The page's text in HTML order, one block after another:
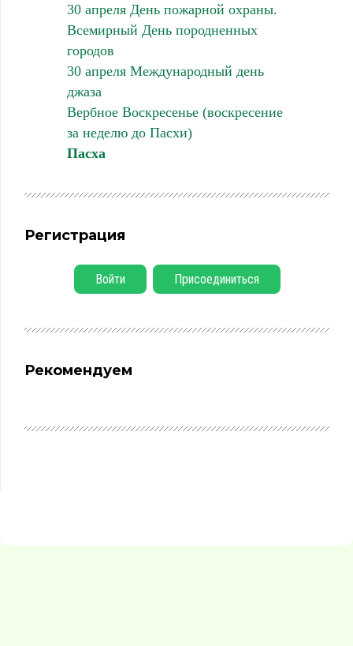
30 апреля День пожарной охраны.
Всемирный День породненных
городов
30 апреля Международный день
джаза
Вербное Воскресенье (воскресение
за неделю до Пасхи)
Пасха
Регистрация
Войти Присоединиться
Рекомендуем